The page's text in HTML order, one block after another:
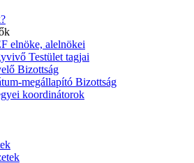
elnöke, alelnökei
Testület tagjai
Bizottság
megállapító Bizottság
koordinátorok